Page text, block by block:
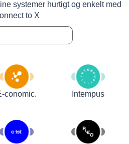
systemer hurtigt og enkelt med
to X
conomic. Intempus